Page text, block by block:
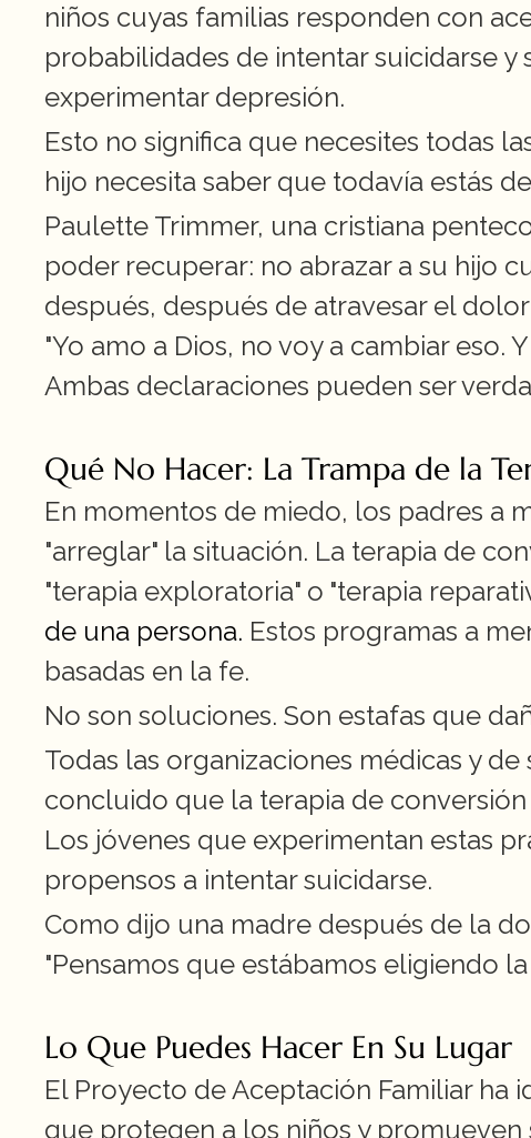
niños cuyas familias responden con
probabilidades de intentar suicidarse
experimentar depresión.
Esto no significa que necesites todas
hijo necesita saber que todavía estás
Paulette Trimmer, una cristiana
poder recuperar: no abrazar a su hijo
después, después de atravesar el
"Yo amo a Dios, no voy a cambiar eso.
Ambas declaraciones pueden ser
Qué No Hacer: La Trampa de la
En momentos de miedo, los padres a
"arreglar" la situación. La terapia de
"terapia exploratoria" o "terapia
de una persona. Estos programas a
basadas en la fe.
No son soluciones. Son estafas que
Todas las organizaciones médicas y
concluido que la terapia de
Los jóvenes que experimentan estas
propensos a intentar suicidarse.
Como dijo una madre después de la
"Pensamos que estábamos eligiendo
Lo Que Puedes Hacer En Su Lugar
El Proyecto de Aceptación Familiar
que protegen a los niños y promueven